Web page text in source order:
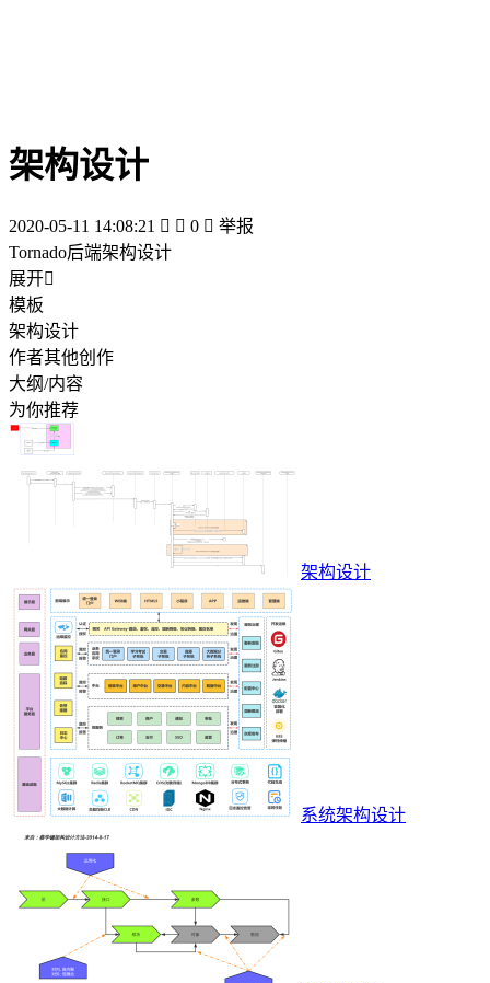
架构设计
2020-05-11 14:08:21   0  举报
Tornado后端架构设计
展开
模板
架构设计
作者其他创作
大纲/内容
为你推荐
架构设计
系统架构设计